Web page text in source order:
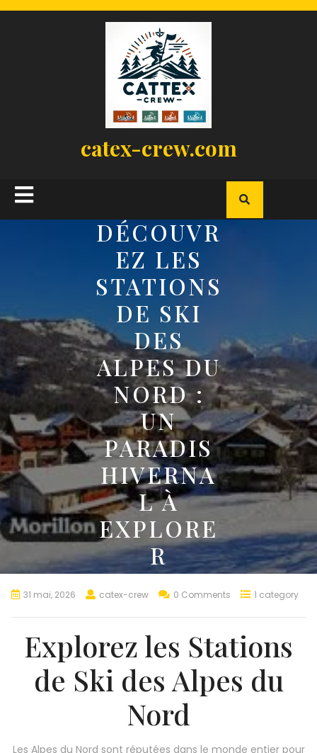
catex-crew.com
Open
ButtonDÉCOUVR
EZ LES
STATIONS
DE SKI
DES
ALPES DU
NORD :
UN
PARADIS
HIVERNA
L À
EXPLORE
R
31 mai, 2026 catex-crew 0 Comments 1 category
Explorez les Stations
de Ski des Alpes du
Nord
Les Alpes du Nord sont réputées dans le monde entier pour